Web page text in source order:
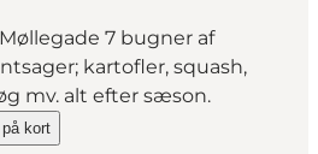
7 bugner af
kartofler, squash,
mv. alt efter sæson.
D. Riber"
kort D. Riber on_map